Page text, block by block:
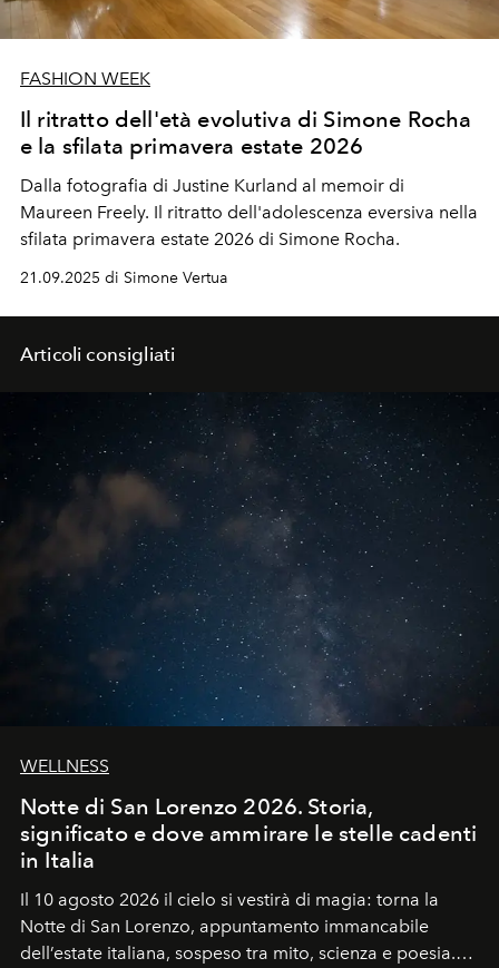
FASHION WEEK
Il ritratto dell'età evolutiva di Simone Rocha
e la sfilata primavera estate 2026
Dalla fotografia di Justine Kurland al memoir di
Maureen Freely. Il ritratto dell'adolescenza eversiva nella
sfilata primavera estate 2026 di Simone Rocha.
21.09.2025 di Simone Vertua
Articoli consigliati
WELLNESS
Notte di San Lorenzo 2026. Storia,
significato e dove ammirare le stelle cadenti
in Italia
Il 10 agosto 2026 il cielo si vestirà di magia: torna la
Notte di San Lorenzo, appuntamento immancabile
dell’estate italiana, sospeso tra mito, scienza e poesia.